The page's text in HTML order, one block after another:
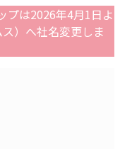
プは2026年4月1日よ
）へ社名変更しま